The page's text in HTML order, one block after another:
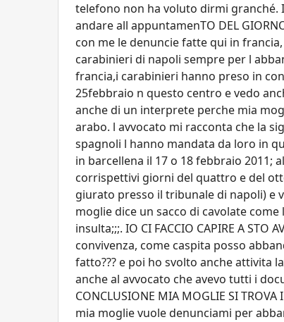
telefono non ha voluto dirmi granché.
andare all appuntamenTO DEL
con me le denuncie fatte qui in
carabinieri di napoli sempre per l
francia,i carabinieri hanno preso in
25febbraio n questo centro e vedo
anche di un interprete perche mia
arabo. l avvocato mi racconta che la
spagnoli l hanno mandata da loro in
in barcellena il 17 o 18 febbraio 2011;
corrispettivi giorni del quattro e del
giurato presso il tribunale di napoli) e
moglie dice un sacco di cavolate
insulta;;;. IO CI FACCIO CAPIRE A
convivenza, come caspita posso
fatto??? e poi ho svolto anche attivita
anche al avvocato che avevo tutti i
CONCLUSIONE MIA MOGLIE SI
mia moglie vuole denunciami per